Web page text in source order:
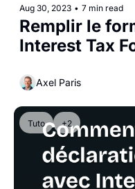
Aug 30, 2023 • 7 min read
Remplir le
Interest Tax
Axel Paris
Tuto +2